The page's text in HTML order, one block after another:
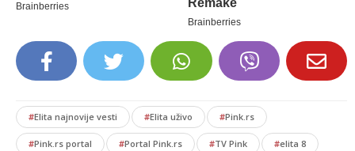
#Elita najnovije vesti #Elita uživo #Pink.rs
#Pink.rs portal #Portal Pink.rs #TV Pink #elita 8